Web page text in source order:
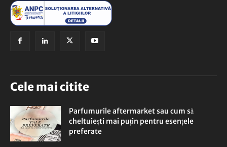
Cele mai citite
Parfumurile aftermarket sau cum să
cheltuiești mai puțin pentru esențele
preferate